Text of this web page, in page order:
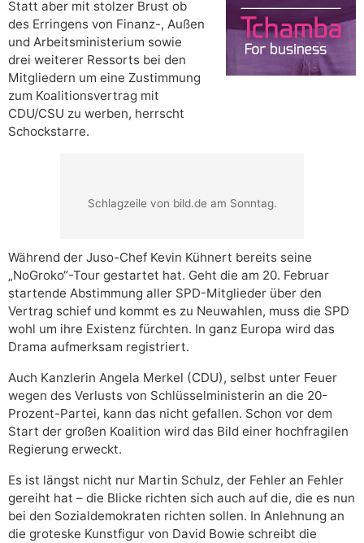
Statt aber mit stolzer Brust ob
des Erringens von Finanz-, Außen
und Arbeitsministerium sowie
drei weiterer Ressorts bei den
Mitgliedern um eine Zustimmung
zum Koalitionsvertrag mit
CDU/CSU zu werben, herrscht
Schockstarre.
Schlagzeile von bild.de am Sonntag.
Während der Juso-Chef Kevin Kühnert bereits seine
„NoGroko“-Tour gestartet hat. Geht die am 20. Februar
startende Abstimmung aller SPD-Mitglieder über den
Vertrag schief und kommt es zu Neuwahlen, muss die SPD
wohl um ihre Existenz fürchten. In ganz Europa wird das
Drama aufmerksam registriert.
Auch Kanzlerin Angela Merkel (CDU), selbst unter Feuer
wegen des Verlusts von Schlüsselministerin an die 20-
Prozent-Partei, kann das nicht gefallen. Schon vor dem
Start der großen Koalition wird das Bild einer hochfragilen
Regierung erweckt.
Es ist längst nicht nur Martin Schulz, der Fehler an Fehler
gereiht hat – die Blicke richten sich auch auf die, die es nun
bei den Sozialdemokraten richten sollen. In Anlehnung an
die groteske Kunstfigur von David Bowie schreibt die